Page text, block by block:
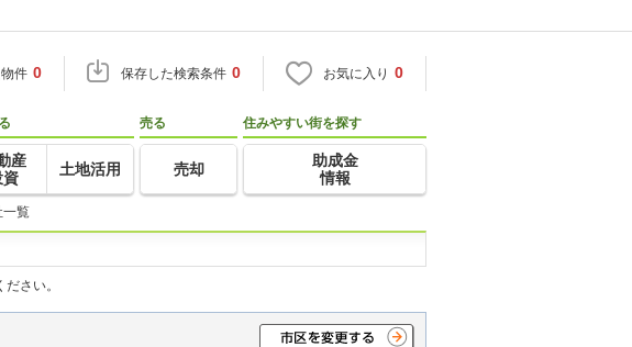
件 0 保存した検索条件 0 お気に入り 0
産
資
土地活用
売る
売却
住みやすい街を探す
助成金
情報
一覧
さい。